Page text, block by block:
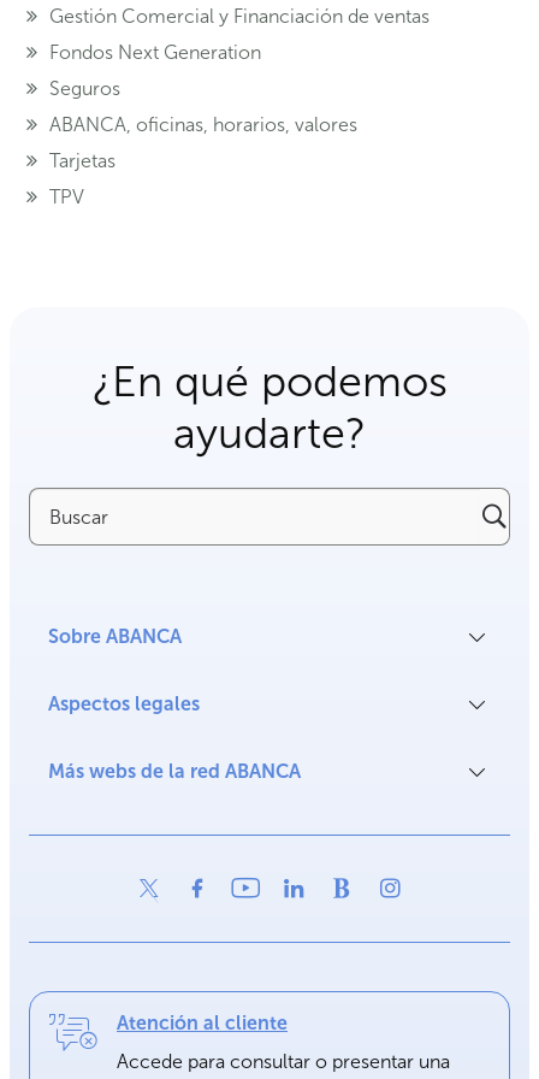
Gestión Comercial y Financiación de ventas
Fondos Next Generation
Seguros
ABANCA, oficinas, horarios, valores
Tarjetas
TPV
¿En qué podemos
ayudarte?
Buscar
Sobre ABANCA
Aspectos legales
Más webs de la red ABANCA
Atención al cliente
Accede para consultar o presentar una